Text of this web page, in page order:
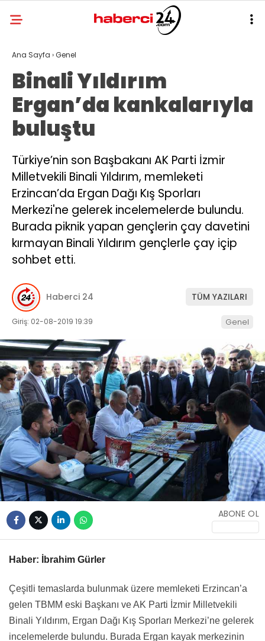
Ana Sayfa ›Genel
Binali Yıldırım
Ergan’da kankalarıyla
buluştu
Türkiye’nin son Başbakanı AK Parti İzmir
Milletvekili Binali Yıldırım, memleketi
Erzincan’da Ergan Dağı Kış Sporları
Merkezi'ne gelerek incelemelerde bulundu.
Burada piknik yapan gençlerin çay davetini
kırmayan Binali Yıldırım gençlerle çay içip
sohbet etti.
Haberci 24 TÜM YAZILARI
Giriş: 02-08-2019 19:39 Genel
ABONE OL
Haber: İbrahim Gürler
Çeşitli temaslarda bulunmak üzere memleketi Erzincan’a
gelen TBMM eski Başkanı ve AK Parti İzmir Milletvekili
Binali Yıldırım, Ergan Dağı Kış Sporları Merkezi’ne gelerek
incelemelerde bulundu. Burada Ergan kayak merkezinin